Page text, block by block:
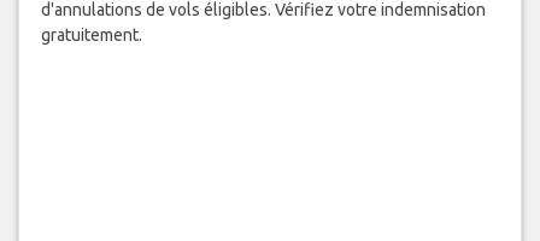
d'annulations de vols éligibles. Vérifiez votre indemnisation
gratuitement.